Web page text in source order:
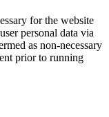
for the website
personal data via
as non-necessary
prior to running